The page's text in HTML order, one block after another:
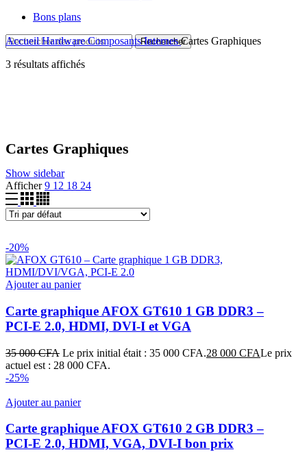
Bons plans
Rechercher
AccueilHardwareComposants InternesCartes Graphiques
3 résultats affichés
Cartes Graphiques
Show sidebar
Afficher9 12 18 24
-20%
Ajouter au panier
Carte graphique AFOX GT610 1 GB DDR3 –
PCI‑E 2.0, HDMI, DVI‑I et VGA
35 000CFA Le prix initial était : 35 000 CFA.28 000 CFALe prix
actuel est : 28 000 CFA.
-25%
Ajouter au panier
Carte graphique AFOX GT610 2 GB DDR3 –
PCI‑E 2.0, HDMI, VGA, DVI‑I bon prix